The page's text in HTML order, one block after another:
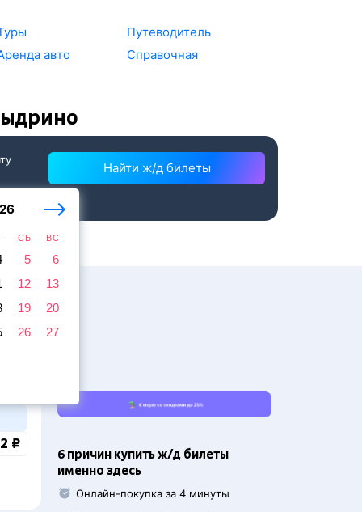
авто
Путеводитель
Справочная
СБ ВС
5
6
12
13
19
20
26
27
Найти ж/д билеты
₽
6 причин купить ж/д билеты
именно здесь
Онлайн-покупка за 4 минуты